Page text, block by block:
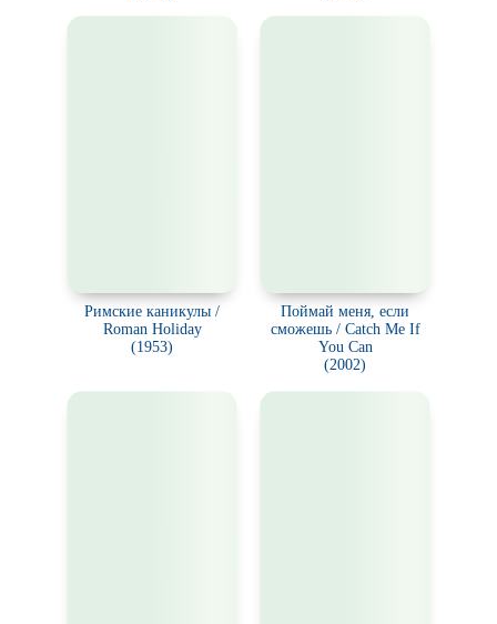
Римские каникулы /
Roman Holiday
(1953)
Поймай меня, если
сможешь / Catch Me If
You Can
(2002)